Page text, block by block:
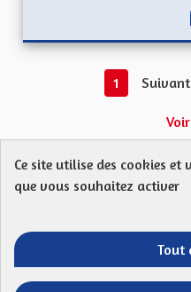
1 Suivant
Protection des Données
Télécharger les
Entre
Ce site utilise des cookies
que vous souhaitez activer
Tout